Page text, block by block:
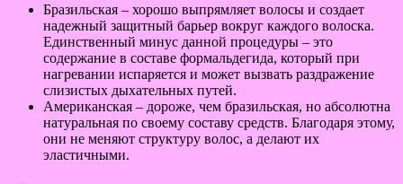
Бразильская – хорошо выпрямляет волосы и создает
надежный защитный барьер вокруг каждого волоска.
Единственный минус данной процедуры – это
содержание в составе формальдегида, который при
нагревании испаряется и может вызвать раздражение
слизистых дыхательных путей.
Американская – дороже, чем бразильская, но абсолютна
натуральная по своему составу средств. Благодаря этому,
они не меняют структуру волос, а делают их
эластичными.